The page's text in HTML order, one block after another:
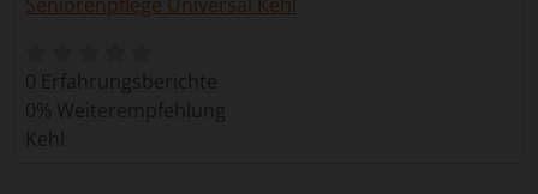
0 Erfahrungsberichte
0% Weiterempfehlung
Kehl